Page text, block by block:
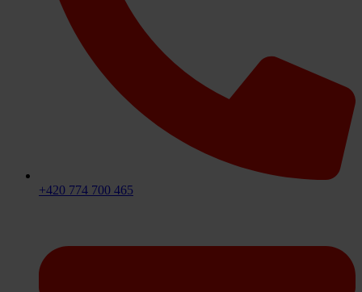
+420 774 700 465